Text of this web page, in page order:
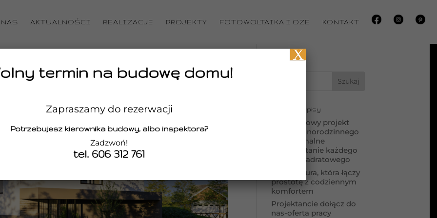
AKTUALNOŚCI REALIZACJE PROJEKTY FOTOWOLTAIKA I OZE KONTAKT
Ostatnie wpisy
Kompaktowy projekt
domu jednorodzinnego
– maksymalne
wykorzystanie każdego
metra kwadratowego
Architektura, która łączy
prostotę z codziennym
komfortem
Projektancie dołącz do
nas-oferta pracy
termin na budowę domu!
Zapraszamy do rezerwacji
Potrzebujesz kierownika budowy, albo inspektora?
Zadzwoń!
tel. 606 312 761
X